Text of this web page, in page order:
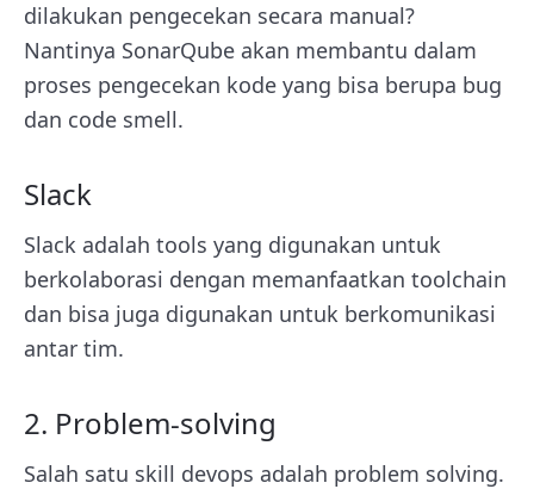
dilakukan pengecekan secara manual?
Nantinya SonarQube akan membantu dalam
proses pengecekan kode yang bisa berupa bug
dan code smell.
Slack
Slack adalah tools yang digunakan untuk
berkolaborasi dengan memanfaatkan toolchain
dan bisa juga digunakan untuk berkomunikasi
antar tim.
2. Problem-solving
Salah satu skill devops adalah problem solving.